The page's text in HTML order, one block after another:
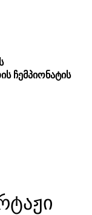
ჩემპიონატის